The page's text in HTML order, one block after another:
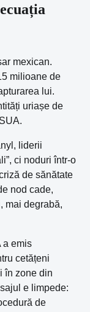
mexican.
milioane de
lui.
uriașe de
liderii
ci noduri într-o
de sănătate
nod cade,
mai degrabă,
a emis
cetățeni
în zone din
e limpede:
de